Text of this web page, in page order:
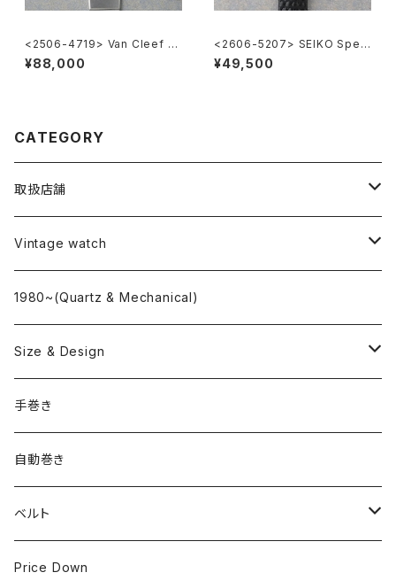
<2506-4719> Van Cleef &
Arpels la collection
¥88,000
<2606-5207> SEIKO Speci
al
¥49,500
CATEGORY
取扱店舗
L o'clock
"delve"
Vintage watch
海外ブランド
OMEGA
ROLEX
国産ブランド
SEIKO
CITIZEN
1980~(Quartz & Mechanical)
Size & Design
~24.9mm
25mm~29.9mm
30mm~34.9mm
35mm~39.9mm
手巻き
自動巻き
ベルト
HIRSCHベルト
Price Down